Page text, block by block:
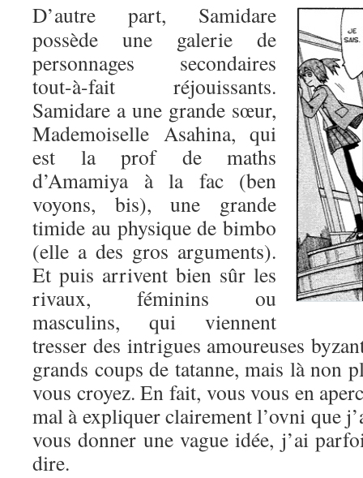
D’autre part, Samidare
possède une galerie de
personnages secondaires
tout-à-fait réjouissants.
Samidare a une grande sœur,
Mademoiselle Asahina, qui
est la prof de maths
d’Amamiya à la fac (ben
voyons, bis), une grande
timide au physique de bimbo
(elle a des gros arguments).
Et puis arrivent bien sûr les
rivaux, féminins ou
masculins, qui viennent
tresser des intrigues amoureuses
grands coups de tatanne, mais là non
vous croyez. En fait, vous vous en
mal à expliquer clairement l’ovni que
vous donner une vague idée, j’ai
dire.